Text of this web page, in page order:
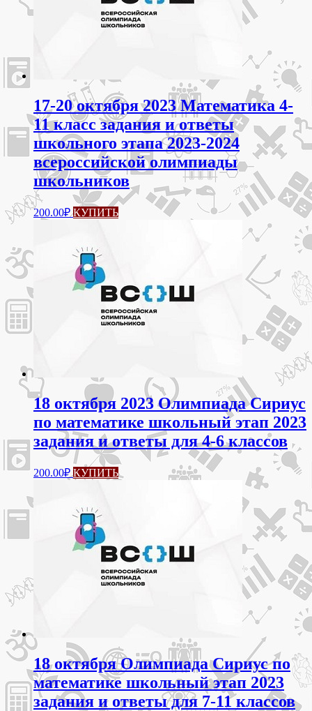
17-20 октября 2023 Математика 4-
11 класс задания и ответы
школьного этапа 2023-2024
всероссийской олимпиады
школьников
200.00₽ КУПИТЬЭтот
товар
можно
выбрать
на
странице
18 октября 2023 Олимпиада Сириус
по математике школьный этап 2023
задания и ответы для 4-6 классов
200.00₽ КУПИТЬЭтот
товар
можно
выбрать
на
странице
18 октября Олимпиада Сириус по
математике школьный этап 2023
задания и ответы для 7-11 классов